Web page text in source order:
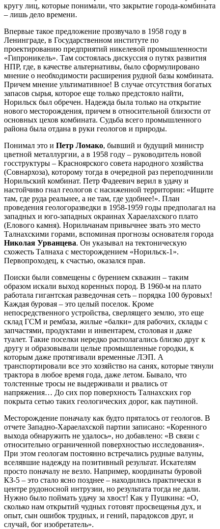
кругу лиц, которые понимали, что закрытие города-комбината
– лишь дело времени.
Впервые такое предложение прозвучало в 1958 году в
Ленинграде, в Государственном институте по
проектированию предприятий никелевой промышленности
«Гипроникель». Там состоялась дискуссия о путях развития
НПР, где, в качестве альтернативы, было сформулировано
мнение о необходимости расширения рудной базы комбината.
Причем мнение ультимативное! В случае отсутствия богатых
запасов сырья, которое еще только предстояло найти,
Норильск был обречен. Надежда была только на открытие
нового месторождения, причем в относительной близости от
основных цехов комбината. Судьба всего промышленного
района была отдана в руки геологов и природы.
Понимал это и Петр Ломако, бывший и будущий министр
цветной металлургии, а в 1958 году – руководитель новой
госструктуры – Красноярского совета народного хозяйства
(Совнархоза), которому тогда в очередной раз переподчинили
Норильский комбинат. Петр Фадеевич верил в удачу и
настойчиво гнал геологов с насиженной территории: «Ищите
там, где руда реальнее, а не там, где удобнее!». План
проведения геологоразведки в 1958-1959 годы предполагал на
западных и юго-западных окраинах Хараелахского плато
(Елового камня). Норильчанам привычнее звать это место
Талнахскими горами, вспоминая прогнозы основателя города
Николая Урванцева. Он указывал на тектоническую
схожесть Талнаха с месторождением «Норильск-1».
Первопроходец, к счастью, оказался прав.
Поиски были совмещены с бурением скважин – таким
образом искали выход коренных пород. В 1960-м на плато
работала гигантская разведочная сеть – порядка 100 буровых!
Каждая буровая – это целый поселок. Кроме
непосредственного устройства, сверлящего землю, это еще
склад ГСМ и рембаза, жилые «балки» для рабочих, склады с
запчастями, продуктами и инвентарем, столовая и даже
туалет. Такие поселки нередко располагались близко друг к
другу и образовывали целые промышленные городки, к
которым даже протягивали временные ЛЭП. А
транспортировали все это хозяйство на санях, которые тянули
трактора в любое время года, даже летом. Бывало, что
толстенные тросы не выдерживали и рвались от
напряжения… До сих пор поверхность Талнахских гор
покрыта сетью таких геологических дорог, как паутиной.
Месторождение поначалу как будто пряталось от геологов. В
отчете Западно-Хараелахской партии записано: «Коренного
выхода обнаружить не удалось», но добавлено: «В связи с
относительно ограниченной поверхностью исследования».
При этом геологам постоянно встречались рудные валуны,
вселявшие надежду на позитивный результат. Искателям
просто поначалу не везло. Например, координаты буровой
КЗ-5 – это стало ясно позднее – находились практически в
центре рудоносной интрузии, но результата тогда не дали.
Нужно было поймать удачу за хвост! Как у Пушкина: «О,
сколько нам открытий чудных готовят просвещенья дух, и
опыт, сын ошибок трудных, и гений, парадоксов друг, и
случай, бог изобретатель».